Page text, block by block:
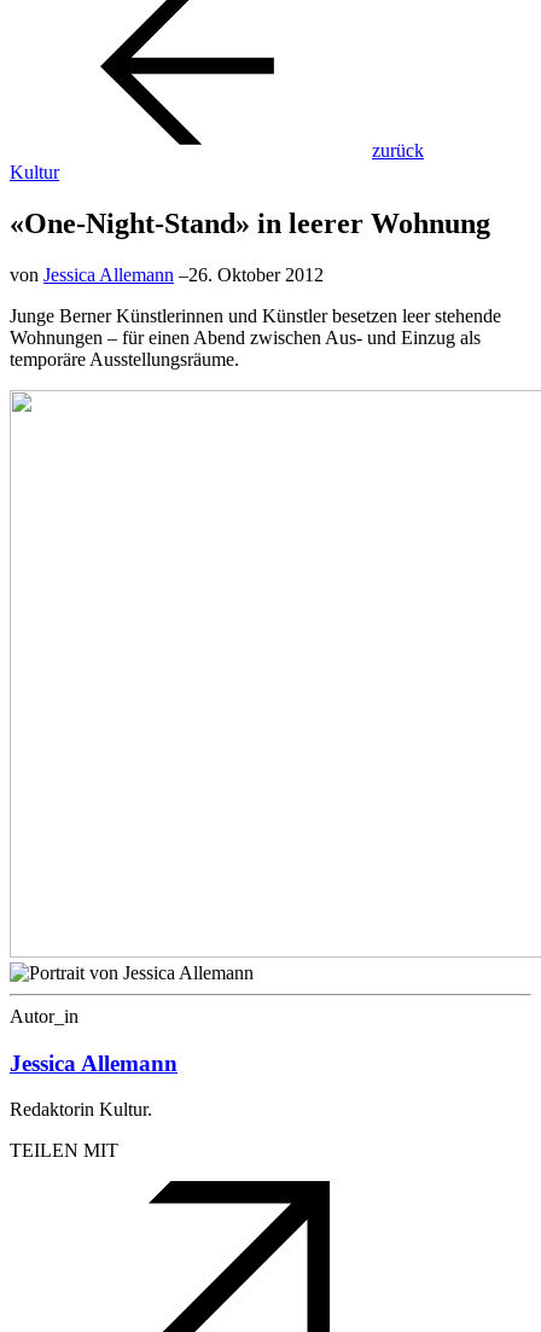
zurück
Kultur
«One-Night-Stand» in leerer Wohnung
von Jessica Allemann –26. Oktober 2012
Junge Berner Künstlerinnen und Künstler besetzen leer stehende
Wohnungen – für einen Abend zwischen Aus- und Einzug als
temporäre Ausstellungsräume.
Autor_in
Jessica Allemann
Redaktorin Kultur.
TEILEN MIT